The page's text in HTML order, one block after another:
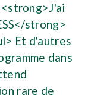
strong>
Et d'autres
dans
rare de